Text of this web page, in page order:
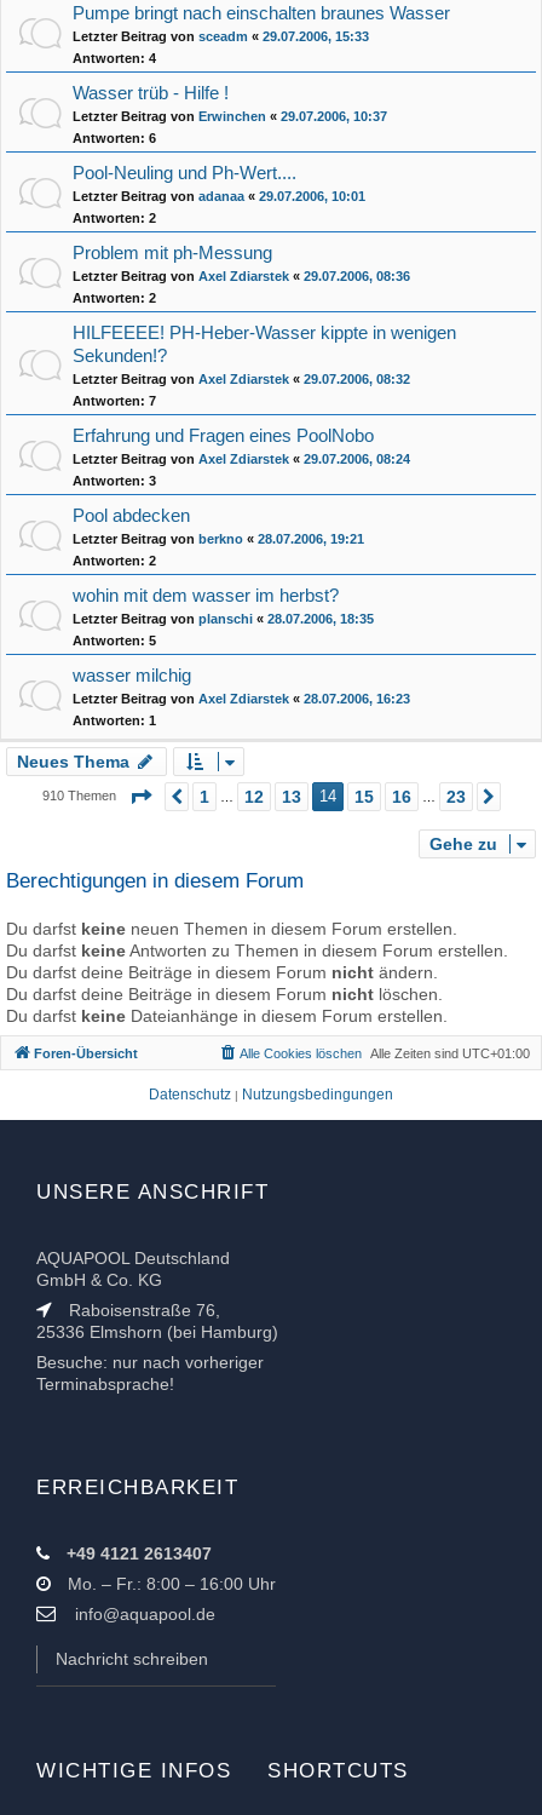
Pumpe bringt nach einschalten braunes Wasser
Letzter Beitrag von sceadm « 29.07.2006, 15:33
Antworten: 4
Wasser trüb - Hilfe !
Letzter Beitrag von Erwinchen « 29.07.2006, 10:37
Antworten: 6
Pool-Neuling und Ph-Wert....
Letzter Beitrag von adanaa « 29.07.2006, 10:01
Antworten: 2
Problem mit ph-Messung
Letzter Beitrag von Axel Zdiarstek « 29.07.2006, 08:36
Antworten: 2
HILFEEEE! PH-Heber-Wasser kippte in wenigen
Sekunden!?
Letzter Beitrag von Axel Zdiarstek « 29.07.2006, 08:32
Antworten: 7
Erfahrung und Fragen eines PoolNobo
Letzter Beitrag von Axel Zdiarstek « 29.07.2006, 08:24
Antworten: 3
Pool abdecken
Letzter Beitrag von berkno « 28.07.2006, 19:21
Antworten: 2
wohin mit dem wasser im herbst?
Letzter Beitrag von planschi « 28.07.2006, 18:35
Antworten: 5
wasser milchig
Letzter Beitrag von Axel Zdiarstek « 28.07.2006, 16:23
Antworten: 1
Neues Thema
910 Themen Seite 14 von23
Vorherige
1 12 13 14 15 16 23
Gehe zu
Berechtigungen in diesem Forum
Du darfst keine neuen Themen in diesem Forum erstellen.
Du darfst keineAntworten zu Themen in diesem Forum erstellen.
Du darfst deine Beiträge in diesem Forum nicht ändern.
Du darfst deine Beiträge in diesem Forum nicht löschen.
Du darfst keine Dateianhänge in diesem Forum erstellen.
Foren-Übersicht Alle Zeiten sind UTC+01:00
Alle Cookies löschen
Datenschutz | Nutzungsbedingungen
UNSERE ANSCHRIFT
AQUAPOOL Deutschland
GmbH & Co. KG
Raboisenstraße 76,
25336 Elmshorn (bei Hamburg)
Besuche: nur nach vorheriger
Terminabsprache!
ERREICHBARKEIT
+49 4121 2613407
Mo. – Fr.: 8:00 – 16:00 Uhr
info@aquapool.de
Nachricht schreiben
WICHTIGE INFOS SHORTCUTS